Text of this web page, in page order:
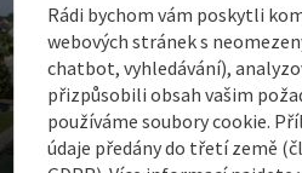
Attersee
Jedna jízdenka -
Rádi bychom vám poskytli
webových stránek s
chatbot, vyhledávání),
přizpůsobili obsah vašim
používáme soubory cookie.
údaje předány do třetí země